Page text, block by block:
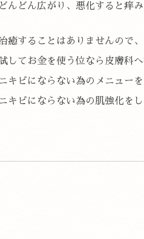
んどん広がり、悪化すると痒
癒することはありませんので
してお金を使う位なら皮膚科
キビにならない為のメニュー
キビにならない為の肌強化を